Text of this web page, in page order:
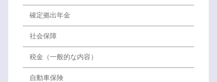
確定拠出年金
社会保障
税金（一般的な内容）
自動車保険